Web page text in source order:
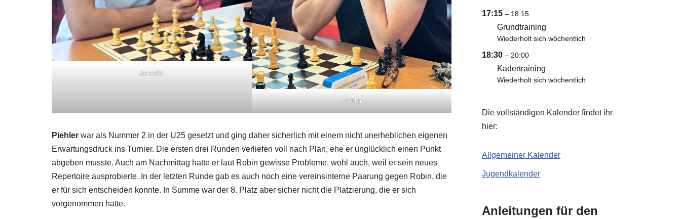
Benedikt
Piehler
Piehler war als Nummer 2 in der U25 gesetzt und ging daher sicherlich mit einem nicht unerheblichen eigenen
Erwartungsdruck ins Turnier. Die ersten drei Runden verliefen voll nach Plan, ehe er unglücklich einen Punkt
abgeben musste. Auch am Nachmittag hatte er laut Robin gewisse Probleme, wohl auch, weil er sein neues
Repertoire ausprobierte. In der letzten Runde gab es auch noch eine vereinsinterne Paarung gegen Robin, die
er für sich entscheiden konnte. In Summe war der 8. Platz aber sicher nicht die Platzierung, die er sich
vorgenommen hatte.
17:15 – 18:15
Grundtraining
Wiederholt sich wöchentlich
18:30 – 20:00
Kadertraining
Wiederholt sich wöchentlich
Die vollständigen Kalender findet ihr
hier:
Allgemeiner Kalender
Jugendkalender
Anleitungen für den